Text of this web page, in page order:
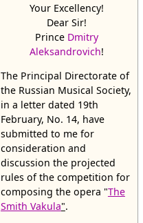
Your Excellency!
Dear Sir!
Prince Dmitry
Aleksandrovich!
The Principal Directorate of
the Russian Musical Society,
in a letter dated 19th
February, No. 14, have
submitted to me for
consideration and
discussion the projected
rules of the competition for
composing the opera "The
Smith Vakula".